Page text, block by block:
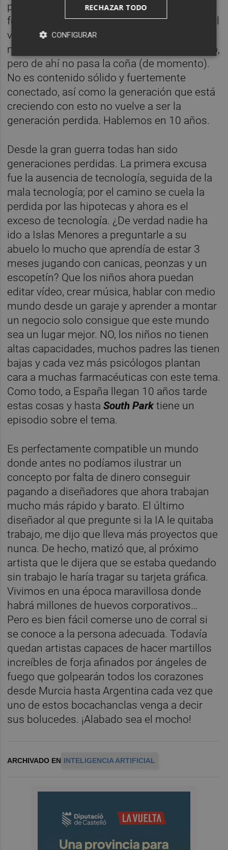
picarlo en casa y dar una cena única a ese
fénix dorado que te alegra la vida. Está genial
ver a
Arnold Schwarzenegger
muerte contra
en el Congreso,
pero de ahí no pasa la coña (de momento).
No es contenido sólido y fuertemente
conectado, así como la generación que está
creciendo con esto no vuelve a ser la
generación perdida. Hablemos en 10 años.
Desde la gran guerra todas han sido
generaciones perdidas. La primera excusa
fue la ausencia de tecnología, seguida de la
mala tecnología; por el camino se cuela la
perdida por las hipotecas y ahora es el
exceso de tecnología. ¿De verdad nadie ha
ido a Islas Menores a preguntarle a su
abuelo lo mucho que aprendía de estar 3
meses jugando con canicas, peonzas y un
escopetín? Que los niños ahora puedan
editar vídeo, crear música, hablar con medio
mundo desde un garaje y aprender a montar
un negocio solo consigue que este mundo
sea un lugar mejor. NO, los niños no tienen
altas capacidades, muchos padres las tienen
bajas y cada vez más psicólogos plantan
cara a muchas farmacéuticas con este tema.
Como todo, a España llegan 10 años tarde
estas cosas y hastaSouth Parktiene un
episodio sobre el tema.
Es perfectamente compatible un mundo
donde antes no podíamos ilustrar un
concepto por falta de dinero conseguir
pagando a diseñadores que ahora trabajan
mucho más rápido y barato. El último
diseñador al que pregunte si la IA le quitaba
trabajo, me dijo que lleva más proyectos que
nunca. De hecho, matizó que, al próximo
artista que le dijera que se estaba quedando
sin trabajo le haría tragar su tarjeta gráfica.
Vivimos en una época maravillosa donde
habrá millones de huevos corporativos…
Pero es bien fácil comerse uno de corral si
se conoce a la persona adecuada. Todavía
quedan artistas capaces de hacer martillos
increíbles de forja afinados por ángeles de
fuego que golpearán todos los corazones
desde Murcia hasta Argentina cada vez que
uno de estos bocachanclas venga a decir
sus bolucedes. ¡Alabado sea el mocho!
ARCHIVADO EN INTELIGENCIA ARTIFICIAL
RECHAZAR TODO
CONFIGURAR